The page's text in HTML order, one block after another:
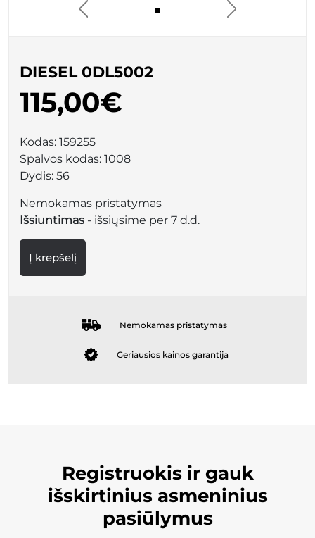
DIESEL 0DL5002
115,00€
Kodas: 159255
Spalvos kodas: 1008
Dydis: 56
Nemokamas pristatymas
Išsiuntimas - išsiųsime per 7 d.d.
Į krepšelį
Nemokamas pristatymas
Geriausios kainos garantija
Registruokis ir gauk
išskirtinius asmeninius
pasiūlymus